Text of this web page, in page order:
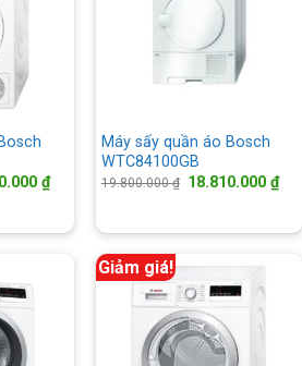
₫Giá
hiện
Máy sấy quần áo Bosch
WTC84100GB
19.800.000₫ Giá
18.810.000₫Giá
hiện
Giảm giá!